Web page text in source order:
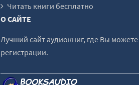
00027-
00029-
Читать книги бесплатно
О САЙТЕ
Лучший сайт аудиокниг, где Вы
регистрации.